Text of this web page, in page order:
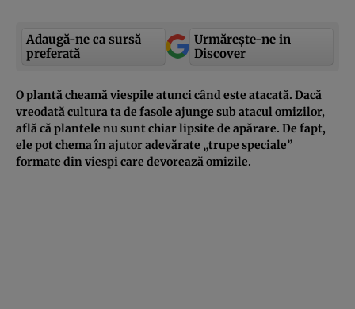
Adaugă-ne ca sursă
preferată
Urmărește-ne in
Discover
O plantă cheamă viespile atunci când este atacată. Dacă
vreodată cultura ta de fasole ajunge sub atacul omizilor,
află că plantele nu sunt chiar lipsite de apărare. De fapt,
ele pot chema în ajutor adevărate „trupe speciale”
formate din viespi care devorează omizile.